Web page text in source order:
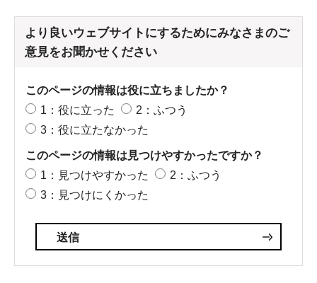
より良いウェブサイトにするためにみなさまのご
意見をお聞かせください
このページの情報は役に立ちましたか？
1：役に立った
2：ふつう
3：役に立たなかった
このページの情報は見つけやすかったですか？
1：見つけやすかった
2：ふつう
3：見つけにくかった